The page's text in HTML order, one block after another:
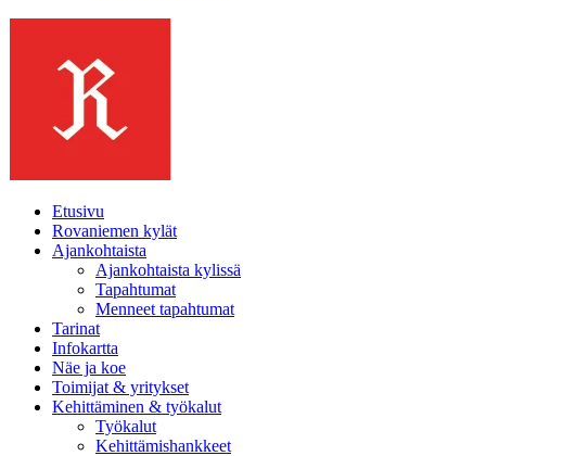
Etusivu
Rovaniemen kylät
Ajankohtaista
Ajankohtaista kylissä
Tapahtumat
Menneet tapahtumat
Tarinat
Infokartta
Näe ja koe
Toimijat & yritykset
Kehittäminen & työkalut
Työkalut
Kehittämishankkeet